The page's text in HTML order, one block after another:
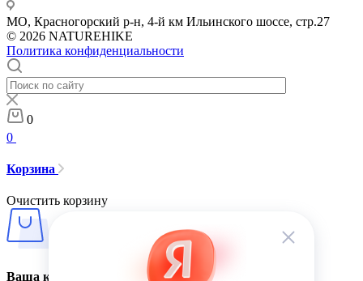
МО, Красногорский р-н, 4-й км Ильинского шоссе, стр.27
© 2026 NATUREHIKE
Политика конфиденциальности
0
0
Корзина
Очистить корзину
Ваша корзина пуста